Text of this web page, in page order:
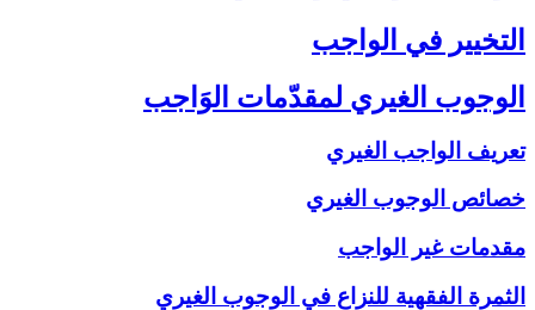
التخيير في الواجب‏
الوجوب الغيري لمقدّمات الوَاجب‏
تعريف الواجب الغيري
خصائص الوجوب الغيري
مقدمات غير الواجب
الثمرة الفقهية للنزاع في الوجوب الغيري